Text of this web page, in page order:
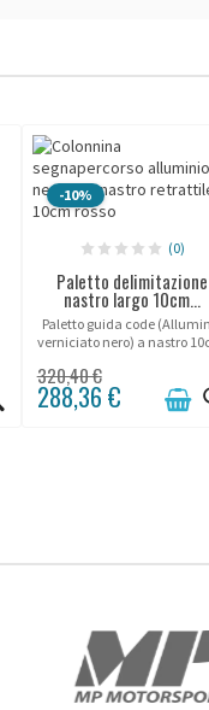
-10%
(0)
Paletto delimitazione
nastro largo 10cm...
Paletto guida code
verniciato nero) a nastro
320,40 €
288,36 €